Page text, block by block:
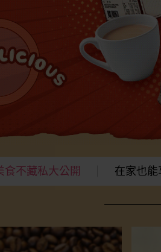
食不藏私大公開 在家也